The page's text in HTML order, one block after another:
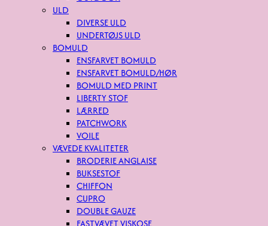
ULD
DIVERSE ULD
UNDERTØJS ULD
BOMULD
ENSFARVET BOMULD
ENSFARVET BOMULD/HØR
BOMULD MED PRINT
LIBERTY STOF
LÆRRED
PATCHWORK
VOILE
VÆVEDE KVALITETER
BRODERIE ANGLAISE
BUKSESTOF
CHIFFON
CUPRO
DOUBLE GAUZE
FASTVÆVET VISKOSE